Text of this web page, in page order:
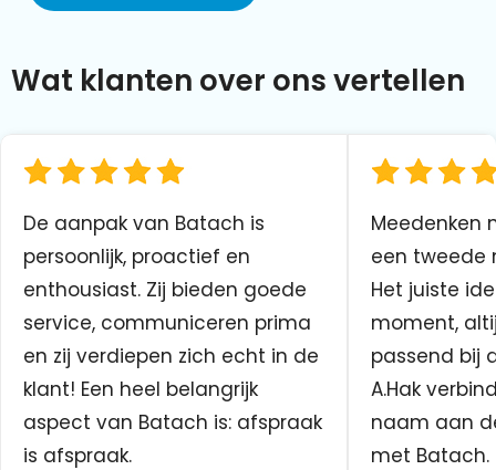
Wat klanten over ons vertellen
De aanpak van Batach is
persoonlijk, proactief en
enthousiast. Zij bieden goede
service, communiceren prima
en zij verdiepen zich echt in de
klant! Een heel belangrijk
aspect van Batach is: afspraak
is afspraak.
Meedenken
een tweede
Het juiste
moment,
passend bij
A.Hak
naam aan
met Batach.